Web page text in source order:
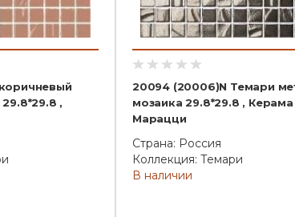
,
20094 (20006)N Темари
мозаика 29.8*29.8 , Керама
Марацци
Страна: Россия
Коллекция: Темари
В наличии